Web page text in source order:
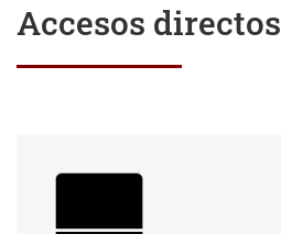
Accesos directos